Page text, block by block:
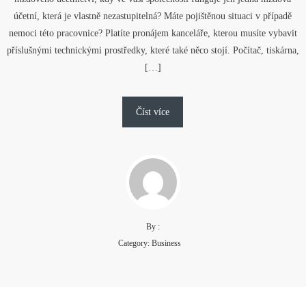
účetní, která je vlastně nezastupitelná? Máte pojištěnou situaci v případě
nemoci této pracovnice? Platíte pronájem kanceláře, kterou musíte vybavit
příslušnými technickými prostředky, které také něco stojí. Počítač, tiskárna,
[…]
Číst více
By :
Category: Business